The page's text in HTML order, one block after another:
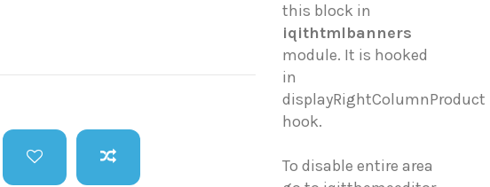
this block in
iqithtmlbanners
module. It is hooked
in
displayRightColumnProduct
hook.
To disable entire area